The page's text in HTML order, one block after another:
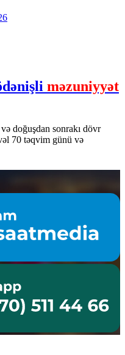
məzuniyyət
doğuşdan sonrakı dövr
70 təqvim günü və